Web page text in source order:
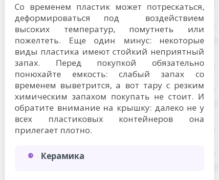
Со временем пластик может потрескаться,
деформироваться под воздействием
высоких температур, помутнеть или
пожелтеть. Еще один минус: некоторые
виды пластика имеют стойкий неприятный
запах. Перед покупкой обязательно
понюхайте емкость: слабый запах со
временем выветрится, а вот тару с резким
химическим запахом покупать не стоит. И
обратите внимание на крышку: далеко не у
всех пластиковых контейнеров она
прилегает плотно.
Керамика